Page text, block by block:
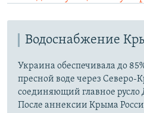
Водоснабжение
Украина обеспечивала до
пресной воде через Северо-
соединяющий главное русло
После аннексии Крыма